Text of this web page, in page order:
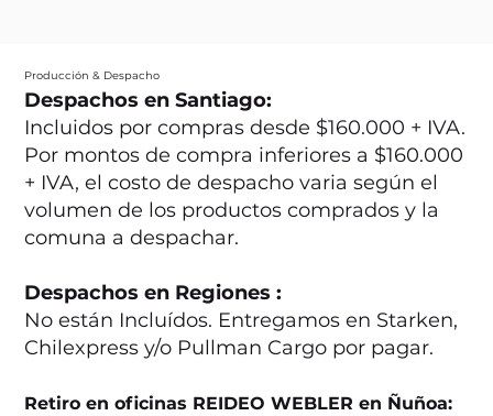
Producción & Despacho
Despachos en Santiago:
Incluidos por compras desde $160.000 + IVA.
Por montos de compra inferiores a $160.000
+ IVA, el costo de despacho varia según el
volumen de los productos comprados y la
comuna a despachar.
Despachos en Regiones :
No están Incluídos. Entregamos en Starken,
Chilexpress y/o Pullman Cargo por pagar.
Retiro en oficinas REIDEO WEBLER en Ñuñoa: